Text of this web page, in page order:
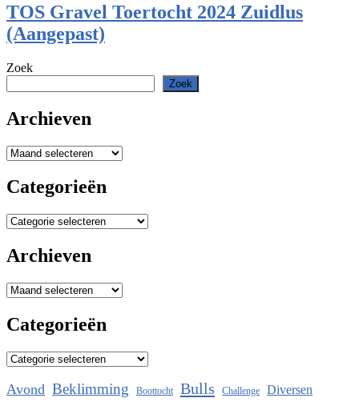
TOS Gravel Toertocht 2024 Zuidlus
(Aangepast)
Zoek
Zoek
Archieven
Archieven
Categorieën
Categorieën
Archieven
Archieven
Categorieën
Categorieën
Avond Beklimming Boottocht Bulls Challenge Diversen